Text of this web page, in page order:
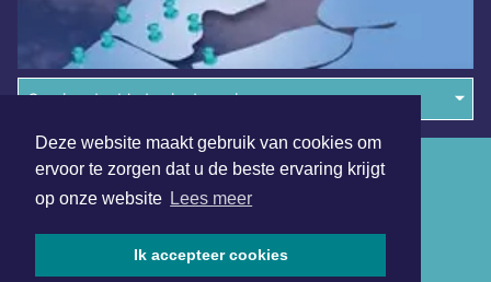
Deze website maakt gebruik van cookies om
ervoor te zorgen dat u de beste ervaring krijgt
op onze website Lees meer
Ik accepteer cookies
Overige dagbladen in de regio
Algemene voorwaarden
Disclaimer